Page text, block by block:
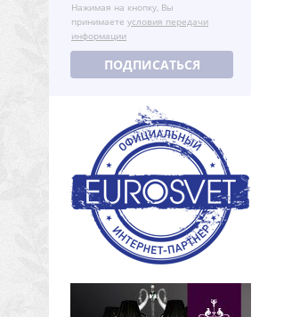
Нажимая на кнопку, Вы
принимаете условия передачи
информации
ПОДПИСАТЬСЯ